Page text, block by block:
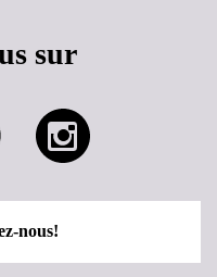
sur
nous!